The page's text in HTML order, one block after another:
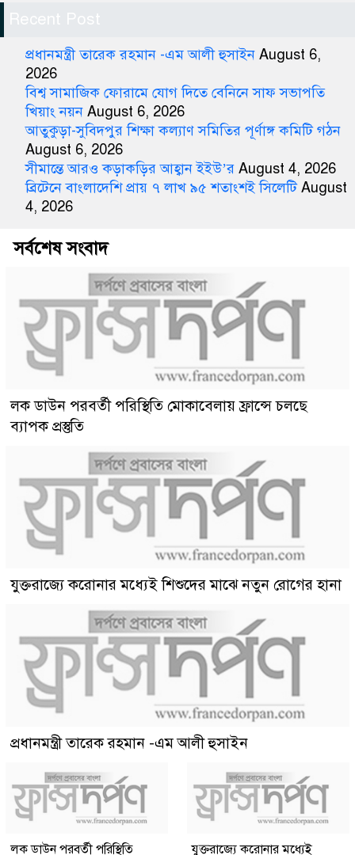
Recent Post
প্রধানমন্ত্রী তারেক রহমান -এম আলী হুসাইন August 6,
2026
বিশ্ব সামাজিক ফোরামে যোগ দিতে বেনিনে সাফ সভাপতি
খিয়াং নয়ন August 6, 2026
আতুকুড়া-সুবিদপুর শিক্ষা কল্যাণ সমিতির পূর্ণাঙ্গ কমিটি গঠন
August 6, 2026
সীমান্তে আরও কড়াকড়ির আহ্বান ইইউ’র August 4, 2026
ব্রিটেনে বাংলাদেশি প্রায় ৭ লাখ ৯৫ শতাংশই সিলেটি August
4, 2026
সর্বশেষ সংবাদ
লক ডাউন পরবর্তী পরিস্থিতি মোকাবেলায় ফ্রান্সে চলছে
ব্যাপক প্রস্তুতি
যুক্তরাজ্যে করোনার মধ্যেই শিশুদের মাঝে নতুন রোগের হানা
প্রধানমন্ত্রী তারেক রহমান -এম আলী হুসাইন
লক ডাউন পরবর্তী পরিস্থিতি
যুক্তরাজ্যে করোনার মধ্যেই